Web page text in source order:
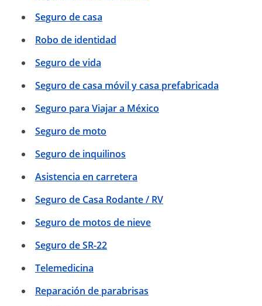
Seguro de casa
Robo de identidad
Seguro de vida
Seguro de casa móvil y casa prefabricada
Seguro para Viajar a México
Seguro de moto
Seguro de inquilinos
Asistencia en carretera
Seguro de Casa Rodante / RV
Seguro de motos de nieve
Seguro de SR-22
Telemedicina
Reparación de parabrisas